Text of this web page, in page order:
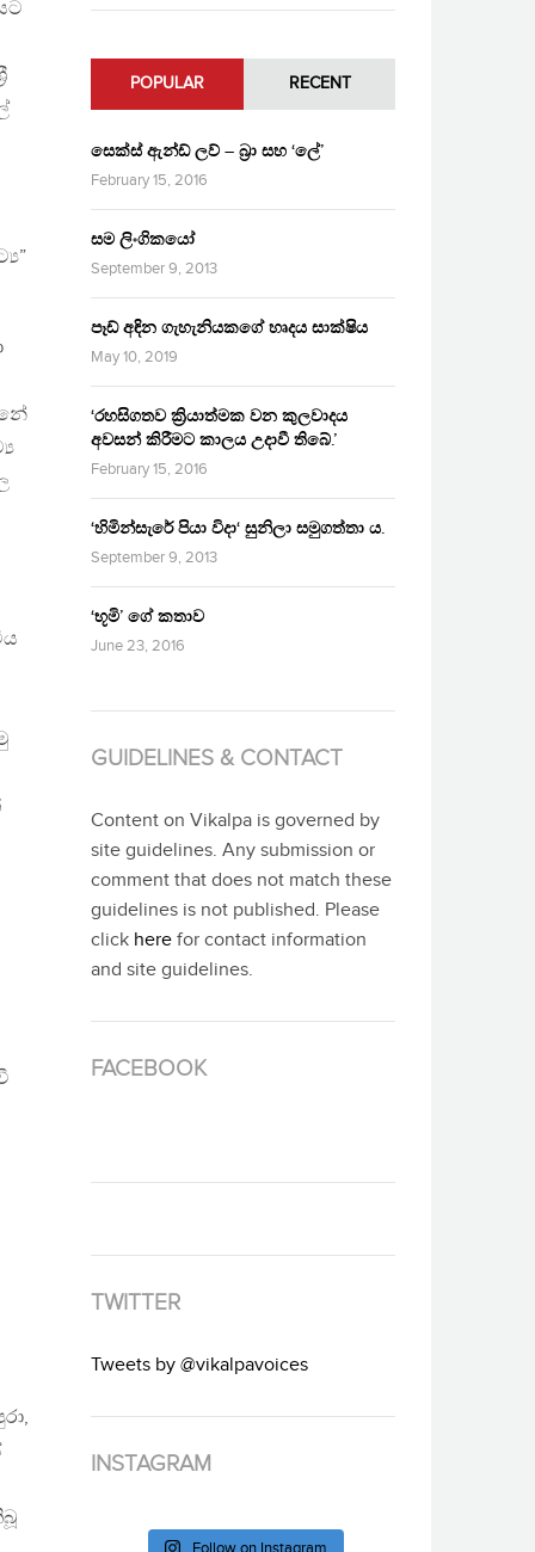
POPULAR RECENT
සෙක්ස් ඇන්ඩ් ලව් – බ්‍රා සහ ‘ලේ’
February 15, 2016
සම ලිංගිකයෝ
September 9, 2013
පෑඩ් අඳින ගැහැනියකගේ හෘදය සාක්ෂිය
May 10, 2019
‘රහසිගතව ක්‍රියාත්මක වන කුලවාදය
අවසන් කිරීමට කාලය උදාවී තිබේ.’
February 15, 2016
‘හිමින්සැරේ පියා විදා‘ සුනිලා සමුගත්තා ය.
September 9, 2013
‘භූමි’ ගේ කතාව
June 23, 2016
GUIDELINES & CONTACT
Content on Vikalpa is governed by
site guidelines. Any submission or
comment that does not match these
guidelines is not published. Please
click here for contact information
and site guidelines.
FACEBOOK
TWITTER
Tweets by @vikalpavoices
INSTAGRAM